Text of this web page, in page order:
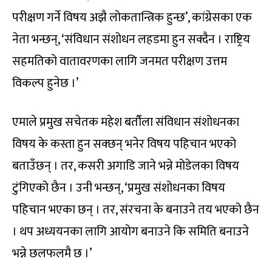
परीक्षण गर्ने विषय अझै लोकतान्त्रिक हुन्छ’, कांग्रेसका एक
नेता भन्छन्, ‘संविधान संशोधन लहडमा हुन सक्दैन । राष्ट्रिय
सहमतिको वातावरणका लागि जनमत परीक्षण उत्तम
विकल्प हुनेछ ।’
एमाले प्रमुख सचेतक महेश बर्तौला संविधान संशोधनका
विषय के कस्ता हुन सक्छन् भनेर विषय पहिचान भएको
बताउँछन् । तर, कसरी अगाडि जाने भन्ने मोडेलका विषय
टुंगिएको छैन । उनी भन्छन्, ‘प्रमुख संशोधनका विषय
पहिचान भएका छन् । तर, संरचना के बनाउने तय भएको छैन
। थप अध्ययनका लागि आयोग बनाउने कि समिति बनाउने
भन्ने छलफलमै छ ।’